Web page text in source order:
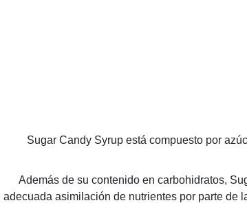
Sugar Candy Syrup está compuesto por
Además de su contenido en carbohidratos,
adecuada asimilación de nutrientes por parte de